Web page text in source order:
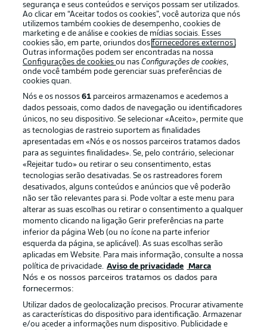
Oferecido por
Publicidade Avisos legais
Gerir preferências Aviso de privacidade
Trabalhe conosco
Marca Contato
Jogadores
segurança e seus conteúdos e serviços possam ser utilizados.
Ao clicar em “Aceitar todos os cookies”, você autoriza que nós
utilizemos também cookies de desempenho, cookies de
marketing e de análise e cookies de mídias sociais. Esses
cookies são, em parte, oriundos dosfornecedores externos .
Outras informações podem ser encontradas na nossa
Configurações de cookiesou nasConfigurações de cookies,
onde você também pode gerenciar suas preferências de
cookies quan.
Nós e os nossos61 parceiros armazenamos e acedemos a
dados pessoais, como dados de navegação ou identificadores
únicos, no seu dispositivo. Se selecionar «Aceito», permite que
as tecnologias de rastreio suportem as finalidades
apresentadas em «Nós e os nossos parceiros tratamos dados
para as seguintes finalidades». Se, pelo contrário, selecionar
«Rejeitar tudo» ou retirar o seu consentimento, estas
tecnologias serão desativadas. Se os rastreadores forem
desativados, alguns conteúdos e anúncios que vê poderão
não ser tão relevantes para si. Pode voltar a este menu para
alterar as suas escolhas ou retirar o consentimento a qualquer
momento clicando na ligação Gerir preferências na parte
inferior da página Web (ou no ícone na parte inferior
esquerda da página, se aplicável). As suas escolhas serão
aplicadas em Website. Para mais informação, consulte a nossa
política de privacidade. Aviso de privacidade Marca
Nós e os nossos parceiros tratamos os dados para
fornecermos:
Utilizar dados de geolocalização precisos. Procurar ativamente
as características do dispositivo para identificação. Armazenar
e/ou aceder a informações num dispositivo. Publicidade e